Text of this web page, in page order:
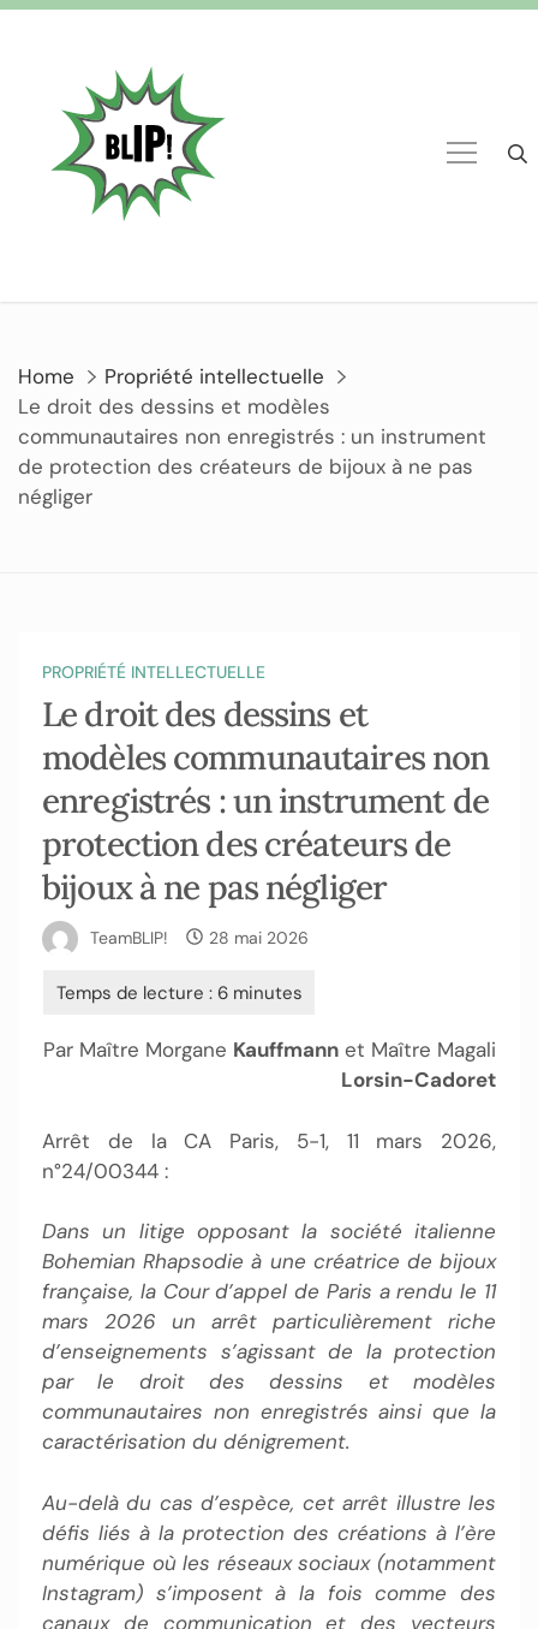
Home
Propriété intellectuelle
Le droit des dessins et modèles
communautaires non enregistrés : un instrument
de protection des créateurs de bijoux à ne pas
négliger
PROPRIÉTÉ INTELLECTUELLE
Le droit des dessins et
modèles communautaires non
enregistrés : un instrument de
protection des créateurs de
bijoux à ne pas négliger
TeamBLIP! 28 mai 2026
Par Maître Morgane Kauffmann et Maître Magali
Lorsin-Cadoret
Arrêt de la CA Paris, 5-1, 11 mars 2026,
n°24/00344 :
Dans un litige opposant la société italienne
Bohemian Rhapsodie à une créatrice de bijoux
française, la Cour d’appel de Paris a rendu le 11
mars 2026 un arrêt particulièrement riche
d’enseignements s’agissant de la protection
par le droit des dessins et modèles
communautaires non enregistrés ainsi que la
caractérisation du dénigrement.
Au-delà du cas d’espèce, cet arrêt illustre les
défis liés à la protection des créations à l’ère
numérique où les réseaux sociaux (notamment
Instagram) s’imposent à la fois comme des
canaux de communication et des vecteurs